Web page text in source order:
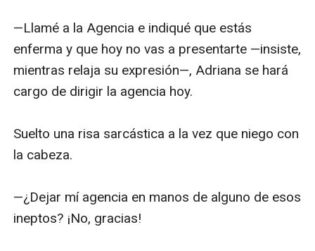
—Llamé a la Agencia e indiqué que estás
enferma y que hoy no vas a presentarte —insiste,
mientras relaja su expresión—, Adriana se hará
cargo de dirigir la agencia hoy.
Suelto una risa sarcástica a la vez que niego con
la cabeza.
—¿Dejar mí agencia en manos de alguno de esos
ineptos? ¡No, gracias!